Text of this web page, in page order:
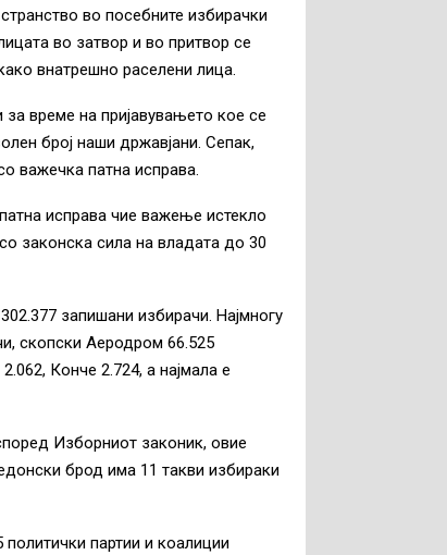
во посебните избирачки
во затвор и во притвор се
внатрешно раселени лица.
време на пријавувањето кое се
број наши државјани. Сепак,
важечка патна исправа.
исправа чие важење истекло
законска сила на владата до 30
запишани избирачи. Најмногу
скопски Аеродром 66.525
Конче 2.724, а најмала е
Изборниот законик, овие
брод има 11 такви избираки
партии и коалиции